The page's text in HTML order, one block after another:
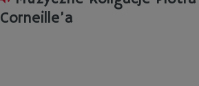
Corneille’a